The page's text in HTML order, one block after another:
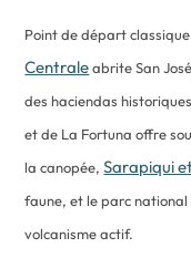
Point de départ
Centraleabrite San
des haciendas
et de La Fortuna offre
la canopée,Sarapiqui
faune, et le parc national
volcanisme actif.